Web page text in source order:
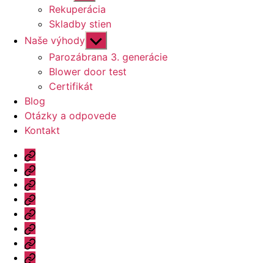
druhú
úroveň
navigácie
Rekuperácia
Skladby stien
Naše výhody Zobraziť
druhú
úroveň
navigácie
Parozábrana 3. generácie
Blower door test
Certifikát
Blog
Otázky a odpovede
Kontakt
Úvod
Ponuka
Katalóg
Vzorový
dom
Informácie
Naše
výhody
Blog
Otázky